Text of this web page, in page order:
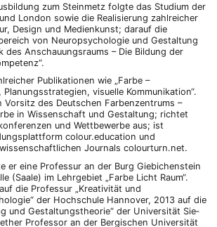
zum Steinmetz folgte das Studium der
London sowie die Realisierung zahlreicher
Design und Medienkunst; darauf die
von Neuropsychologie und Gestaltung
des Anschauungsraums – Die Bildung der
Publikationen wie „Farbe –
visuelle Kommunikation“.
Vorsitz des Deutschen Farbenzentrums –
in Wissenschaft und Gestaltung; richtet
und Wettbewerbe aus; ist
colour.education und
Journals colourturn.net.
er eine Professur an der Burg Giebichenstein
(Saale) im Lehrgebiet „Farbe Licht Raum“.
die Professur „Kreativität und
der Hochschule Hannover, 2013 auf die
und Gestal­tungs­theo­rie“ der Uni­ver­si­tät Sie­
Professor an der Bergischen Universität